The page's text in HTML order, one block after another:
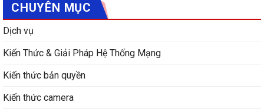
CHUYÊN MỤC
Dịch vụ
Kiến Thức & Giải Pháp Hệ Thống Mạng
Kiến thức bản quyền
Kiến thức camera